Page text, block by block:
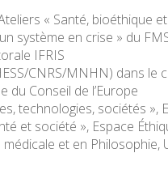
« Santé, bioéthique
système en crise » du
IFRIS
CNRS/MNHN) dans le
du Conseil de l’Europe
technologies, sociétés »,
et société », Espace
et en Philosophie,